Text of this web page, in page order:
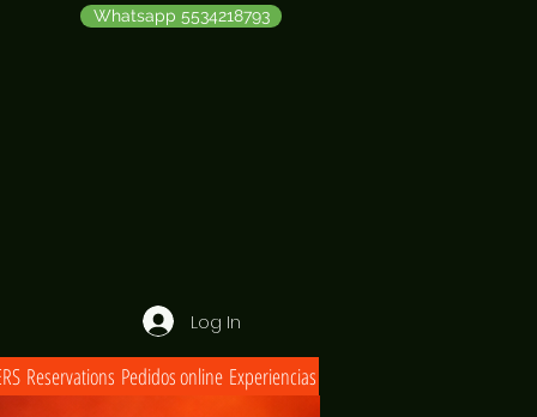
Whatsapp 5534218793
Log In
Reservations Pedidos online Experiencias